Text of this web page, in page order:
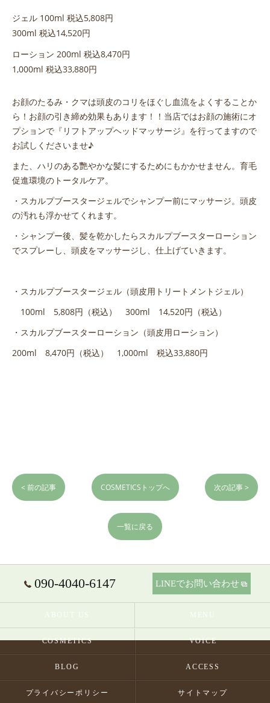
ジェル 100ml 税込5,808円
300ml 税込14,520円
ローション 200ml 税込8,470円
1,000ml 税込33,880円
お顔のたるみ・クマは頭皮のコリをほぐし血流をよくすることか
ら！お顔の引き締め効果もあります！！当店ではお顔の施術にオ
プションで『リフトアップヘッドマッサージ』を行ってますので
お試しくださいませ♪
また、ハリのある艷やかな髪にするためにもかかせません。育毛
促進環境のトータルケア。
・スカルプブースタージェルでシャンプー前にマッサージ。頭皮
の汚れも浮かせてくれます。
・シャンプー後、髪を乾かしたらスカルプブースターローション
でスプレーし、頭皮をマッサージし、仕上げていきます。
・スカルプブースタージェル（頭皮用トリートメントジェル）
100ml 5,808円（税込） 300ml 14,520円（税込）
・スカルプブースターローション（頭皮用ローション）
200ml 8,470円（税込） 1,000ml 税込33,880円
< 前の記事 COSMETICSトップへ 次の記事 >
一覧に戻る
090-4040-6147 LINEでお問い合わせ
ABOUT US MENU
COSMETICS VOICE
BLOG ACCESS
プライバシーポリシー サイトマップ